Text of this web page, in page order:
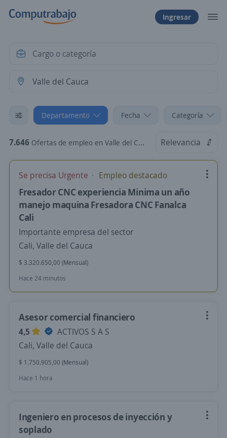
Ingresar
Departamento Fecha Categoría
7.646 Ofertas de empleo en Valle del Cauca Relevancia
Se precisa Urgente Empleo destacado
Fresador CNC experiencia Minima un año
manejo maquina Fresadora CNC Fanalca
Cali
Importante empresa del sector
Cali, Valle del Cauca
$ 3.320.650,00 (Mensual)
Hace 24 minutos
Asesor comercial financiero
4,5
ACTIVOS S A S
Cali, Valle del Cauca
$ 1.750.905,00 (Mensual)
Hace 1 hora
Ingeniero en procesos de inyección y
soplado